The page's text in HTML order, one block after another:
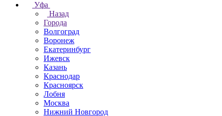
Уфа
Назад
Города
Волгоград
Воронеж
Екатеринбург
Ижевск
Казань
Краснодар
Красноярск
Лобня
Москва
Нижний Новгород